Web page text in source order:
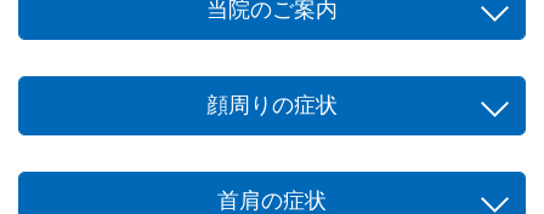
当院のご案内
顔周りの症状
首肩の症状